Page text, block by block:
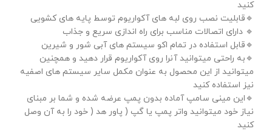
کنید
🔹️قابلیت نصب روی لبه های آکواریوم توسط پایه های کشویی
🔹️ دارای اتصالات مناسب برای راه اندازی سریع و جذاب
🔹️قابل استفاده در تمام اکو سیستم های آبی شور و شیرین
🔹️به راحتی میتوانید آنرا روی آکواریوم قرار دهید و همچنین
میتوانید از این محصول به عنوان مکمل سایر سیستم های اصفیه
نیز استفاده کنید
🔹️این مینی سامپ آماده بدون پمپ عرضه شده و شما بر مبنای
نیاز خود میتوانید واتر پمپ یا گپ ( پاور هد ( خود را به آن وصل
کنید